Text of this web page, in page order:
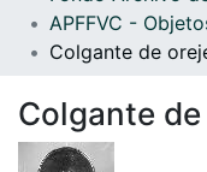
Colgante